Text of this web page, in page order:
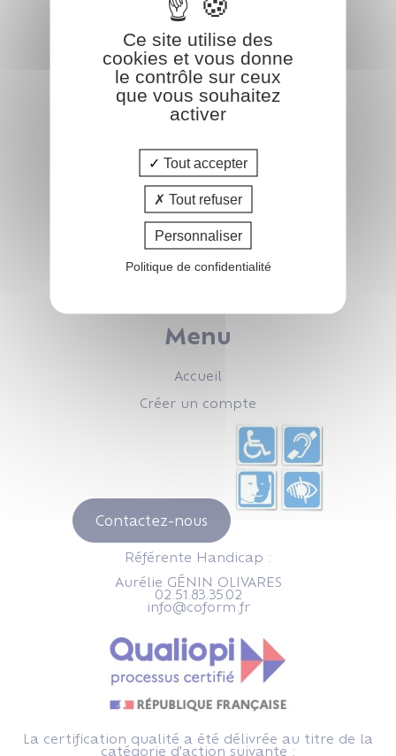
COform
47 rue de Leinster
44240 LA CHAPELLE-SUR-ERDRE
02.51.83.35.02
info@coform.fr
Catalogue
Pôle FAMILLE
Pôle IMMOBILIER
Menu
Accueil
Créer un compte
Contactez-nous
Référente Handicap :
Aurélie GÉNIN OLIVARES
02.51.83.35.02
info@coform.fr
La certification qualité a été délivrée au titre de la
catégorie d'action suivante :
Ce site utilise des
cookies et vous donne
le contrôle sur ceux
que vous souhaitez
activer
Tout accepter
Tout refuser
Personnaliser
Politique de confidentialité